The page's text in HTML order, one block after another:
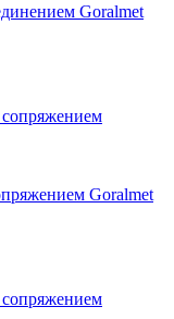
Goralmet
Goralmet